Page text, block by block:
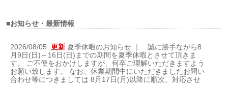
■お知らせ・最新情報